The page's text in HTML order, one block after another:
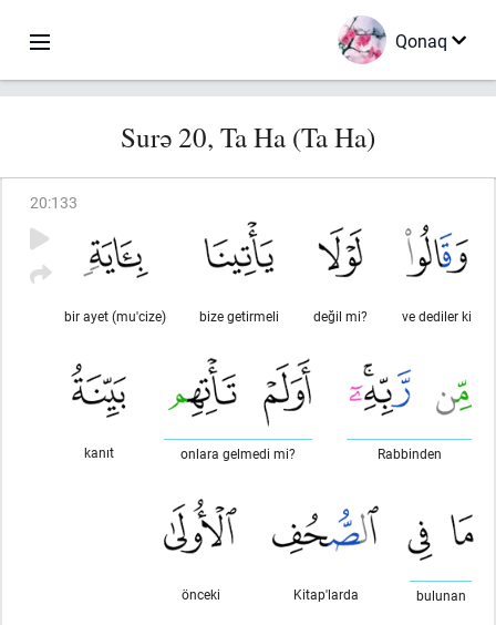
Qonaq
Surə 20, Ta Ha (Ta Ha)
20:133
ve dediler ki
değil mi?
bize getirmeli
bir ayet (mu'cize)
Rabbinden
onlara gelmedi mi?
kanıt
bulunan
Kitap'larda
önceki